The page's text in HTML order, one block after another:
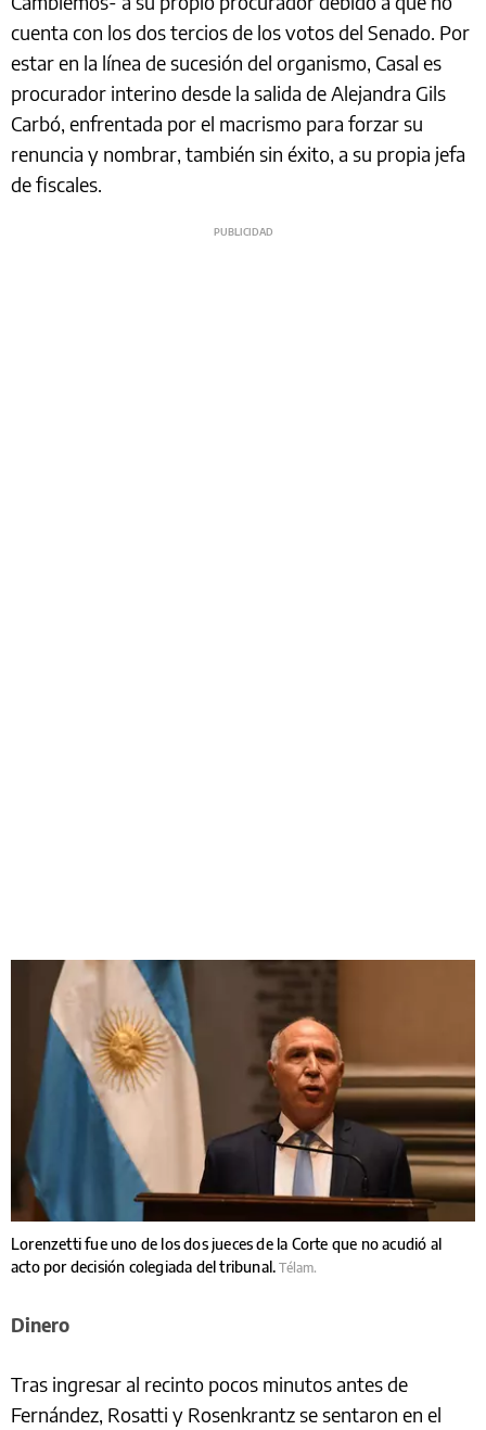
cuenta con los dos tercios de los votos del Senado. Por
estar en la línea de sucesión del organismo, Casal es
procurador interino desde la salida de Alejandra Gils
Carbó, enfrentada por el macrismo para forzar su
renuncia y nombrar, también sin éxito, a su propia jefa
de fiscales.
Lorenzetti fue uno de los dos jueces de la Corte que no acudió al
acto por decisión colegiada del tribunal.Télam.
Dinero
Tras ingresar al recinto pocos minutos antes de
Fernández, Rosatti y Rosenkrantz se sentaron en el